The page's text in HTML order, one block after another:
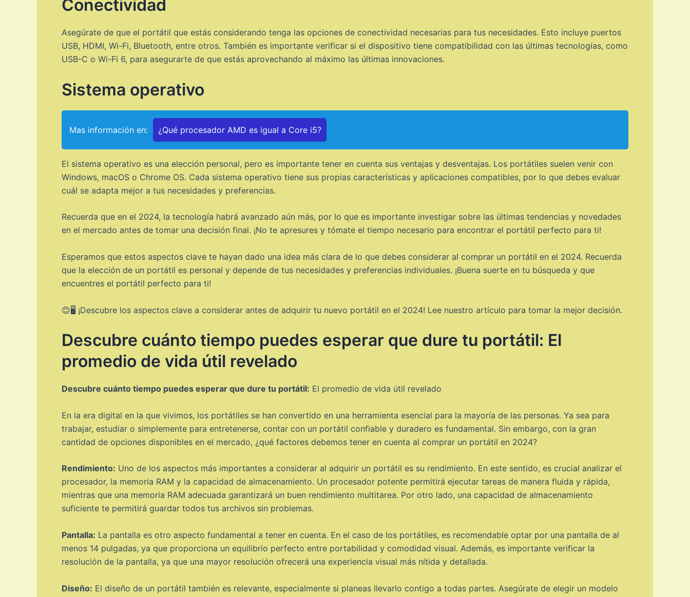
Conectividad
Asegúrate de que el portátil que estás considerando tenga las opciones de conectividad necesarias para tus necesidades. Esto incluye puertos
USB, HDMI, Wi-Fi, Bluetooth, entre otros. También es importante verificar si el dispositivo tiene compatibilidad con las últimas tecnologías, como
USB-C o Wi-Fi 6, para asegurarte de que estás aprovechando al máximo las últimas innovaciones.
Sistema operativo
Mas información en: ¿Qué procesador AMD es igual a Core i5?
El sistema operativo es una elección personal, pero es importante tener en cuenta sus ventajas y desventajas. Los portátiles suelen venir con
Windows, macOS o Chrome OS. Cada sistema operativo tiene sus propias características y aplicaciones compatibles, por lo que debes evaluar
cuál se adapta mejor a tus necesidades y preferencias.
Recuerda que en el 2024, la tecnología habrá avanzado aún más, por lo que es importante investigar sobre las últimas tendencias y novedades
en el mercado antes de tomar una decisión final. ¡No te apresures y tómate el tiempo necesario para encontrar el portátil perfecto para ti!
Esperamos que estos aspectos clave te hayan dado una idea más clara de lo que debes considerar al comprar un portátil en el 2024. Recuerda
que la elección de un portátil es personal y depende de tus necesidades y preferencias individuales. ¡Buena suerte en tu búsqueda y que
encuentres el portátil perfecto para ti!
😊🖥️ ¡Descubre los aspectos clave a considerar antes de adquirir tu nuevo portátil en el 2024! Lee nuestro artículo para tomar la mejor decisión.
Descubre cuánto tiempo puedes esperar que dure tu portátil: El
promedio de vida útil revelado
Descubre cuánto tiempo puedes esperar que dure tu portátil: El promedio de vida útil revelado
En la era digital en la que vivimos, los portátiles se han convertido en una herramienta esencial para la mayoría de las personas. Ya sea para
trabajar, estudiar o simplemente para entretenerse, contar con un portátil confiable y duradero es fundamental. Sin embargo, con la gran
cantidad de opciones disponibles en el mercado, ¿qué factores debemos tener en cuenta al comprar un portátil en 2024?
Rendimiento: Uno de los aspectos más importantes a considerar al adquirir un portátil es su rendimiento. En este sentido, es crucial analizar el
procesador, la memoria RAM y la capacidad de almacenamiento. Un procesador potente permitirá ejecutar tareas de manera fluida y rápida,
mientras que una memoria RAM adecuada garantizará un buen rendimiento multitarea. Por otro lado, una capacidad de almacenamiento
suficiente te permitirá guardar todos tus archivos sin problemas.
Pantalla: La pantalla es otro aspecto fundamental a tener en cuenta. En el caso de los portátiles, es recomendable optar por una pantalla de al
menos 14 pulgadas, ya que proporciona un equilibrio perfecto entre portabilidad y comodidad visual. Además, es importante verificar la
resolución de la pantalla, ya que una mayor resolución ofrecerá una experiencia visual más nítida y detallada.
Diseño: El diseño de un portátil también es relevante, especialmente si planeas llevarlo contigo a todas partes. Asegúrate de elegir un modelo